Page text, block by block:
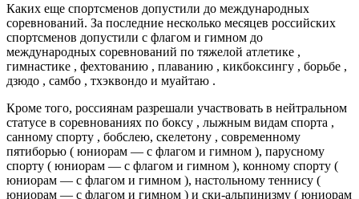
Каких еще спортсменов допустили до международных
соревнований. За последние несколько месяцев российских
спортсменов допустили с флагом и гимном до
международных соревнований по тяжелой атлетике ,
гимнастике , фехтованию , плаванию , кикбоксингу , борьбе ,
дзюдо , самбо , тхэквондо и муайтаю .
Кроме того, россиянам разрешали участвовать в нейтральном
статусе в соревнованиях по боксу , лыжным видам спорта ,
санному спорту , бобслею, скелетону , современному
пятиборью ( юниорам — с флагом и гимном ), парусному
спорту ( юниорам — с флагом и гимном ), конному спорту (
юниорам — с флагом и гимном ), настольному теннису (
юниорам — с флагом и гимном ) и ски-альпинизму ( юниорам